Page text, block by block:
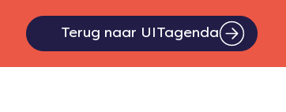
Terug naar UITagenda